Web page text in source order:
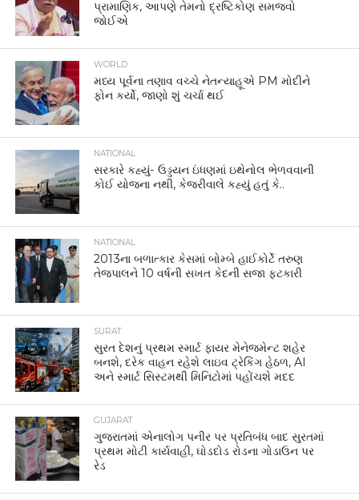
પ્રામાણિક, આપણે તેમનો દ્રષ્ટિકોણ સમજવો
જોઈએ
WORLD
મધ્ય પૂર્વના તણાવ વચ્ચે નેતન્યાહૂએ PM મોદીને
ફોન કર્યો, જાણો શું ચર્ચા થઈ
NATIONAL
સરકારે કહ્યું- ઉડ્ડયન ઇંધણમાં ઇથેનોલ ભેળવવાની
કોઈ યોજના નથી, કેજરીવાલે કહ્યું હતું કે..
NATIONAL
2013ના બળાત્કાર કેસમાં બોમ્બે હાઈકોર્ટે તરુણ
તેજપાલને 10 વર્ષની સખત કેદની સજા ફટકારી
SURAT
સુરત દેશનું પ્રથમ સ્માર્ટ ફાયર મેનેજમેન્ટ શહેર
બનશે, દરેક વાહન રહેશે લાઇવ ટ્રેકિંગ હેઠળ, AI
અને સ્માર્ટ સિસ્ટમથી મિનિટોમાં પહોંચશે મદદ
GUJARAT
ગુજરાતમાં એનાલોગ પનીર પર પ્રતિબંધ બાદ સુરતમાં
પ્રથમ મોટી કાર્યવાહી, ઘોડદોડ રોડના ગોડાઉન પર
રેડ